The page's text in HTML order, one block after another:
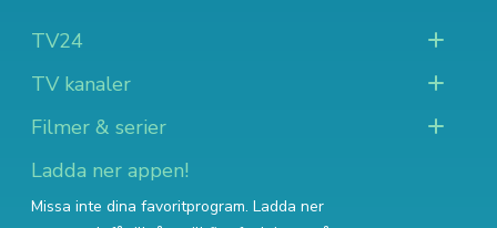
TV24
TV kanaler
Filmer & serier
Ladda ner appen!
Missa inte dina favoritprogram. Ladda ner